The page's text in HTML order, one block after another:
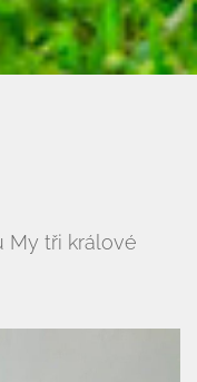
My tři králové